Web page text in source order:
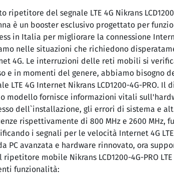
ripetitore del segnale LTE 4G Nikrans
è un booster esclusivo progettato per
in Italia per migliorare la connessione
nelle situazioni che richiedono
4G. Le interruzioni delle reti mobili si
e in momenti del genere, abbiamo bisogno
LTE 4G Internet Nikrans LCD1200-4G-PRO. Il
modello fornisce informazioni vitali
dell`installazione, gli errori di sistema e
rispettivamente di 800 MHz e 2600 MHz,
i segnali per le velocità Internet 4G
PC avanzata e hardware rinnovato, ora
ripetitore mobile Nikrans LCD1200-4G-PRO
funzionalità: